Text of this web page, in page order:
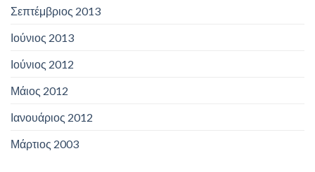
Σεπτέμβριος 2013
Ιούνιος 2013
Ιούνιος 2012
Μάιος 2012
Ιανουάριος 2012
Μάρτιος 2003